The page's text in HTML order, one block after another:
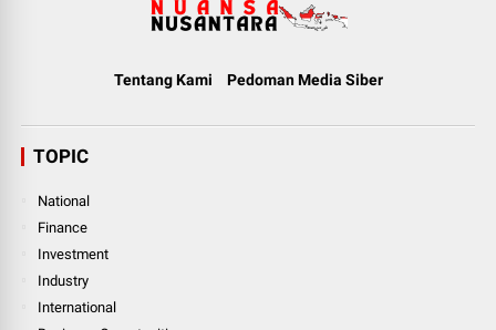
Tentang Kami Pedoman Media Siber
TOPIC
National
Finance
Investment
Industry
International